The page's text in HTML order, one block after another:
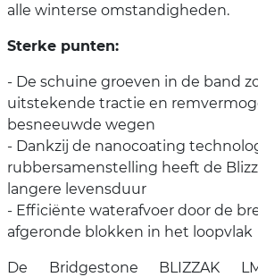
alle winterse omstandigheden.
Sterke punten:
- De schuine groeven in de band
uitstekende tractie en
besneeuwde wegen
- Dankzij de nanocoating
rubbersamenstelling heeft de
langere levensduur
- Efficiënte waterafvoer door de
afgeronde blokken in het loopvlak
De Bridgestone BLIZZAK